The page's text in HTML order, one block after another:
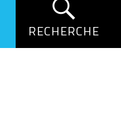
RECHERCHE